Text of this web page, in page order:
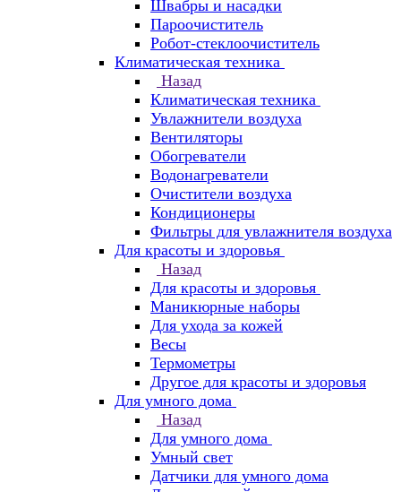
Швабры и насадки
Пароочиститель
Робот-стеклоочиститель
Климатическая техника
Назад
Климатическая техника
Увлажнители воздуха
Вентиляторы
Обогреватели
Водонагреватели
Очистители воздуха
Кондиционеры
Фильтры для увлажнителя воздуха
Для красоты и здоровья
Назад
Для красоты и здоровья
Маникюрные наборы
Для ухода за кожей
Весы
Термометры
Другое для красоты и здоровья
Для умного дома
Назад
Для умного дома
Умный свет
Датчики для умного дома